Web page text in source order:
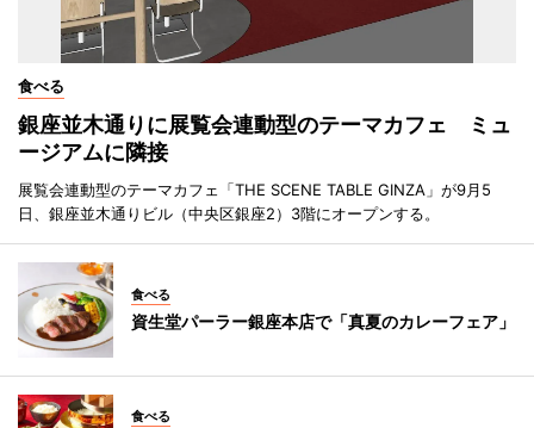
食べる
銀座並木通りに展覧会連動型のテーマカフェ ミュ
ージアムに隣接
展覧会連動型のテーマカフェ「THE SCENE TABLE GINZA」が9月5
日、銀座並木通りビル（中央区銀座2）3階にオープンする。
食べる
資生堂パーラー銀座本店で「真夏のカレーフェア」
食べる